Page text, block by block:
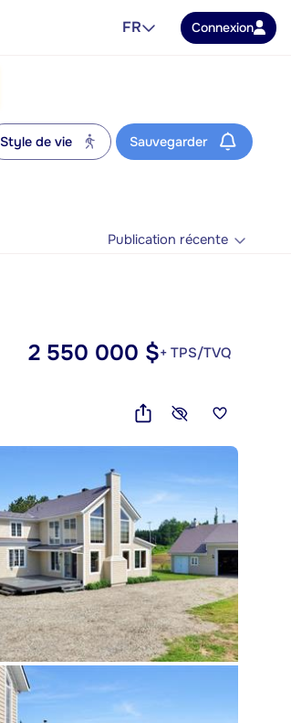
FR Connexion
Style de vie Sauvegarder
Publication récente
2 550 000 $+ TPS/TVQ